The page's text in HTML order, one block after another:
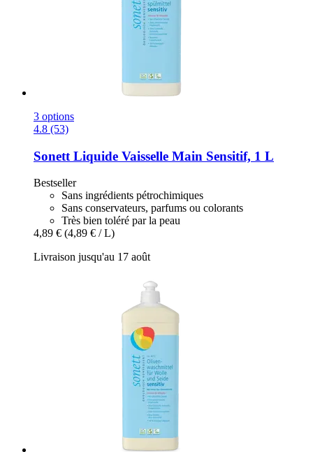
3 options
4.8 (53)
Sonett Liquide Vaisselle Main Sensitif, 1 L
Bestseller
Sans ingrédients pétrochimiques
Sans conservateurs, parfums ou colorants
Très bien toléré par la peau
4,89 € (4,89 € / L)
Livraison jusqu'au 17 août